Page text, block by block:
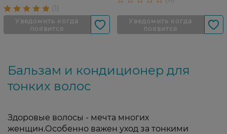
Бальзам и кондиционер для
тонких волос
Здоровые волосы - мечта многих
женщин.Особенно важен уход за тонкими